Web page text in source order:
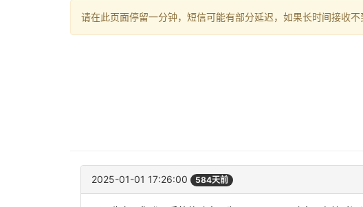
请在此页面停留一分钟，短信可能有部分延迟，如果长时间接收
2025-01-01 17:26:00 584天前